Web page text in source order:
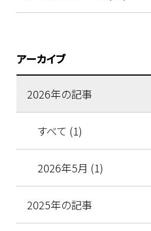
アーカイブ
2026年の記事
すべて (1)
2026年5月 (1)
2025年の記事